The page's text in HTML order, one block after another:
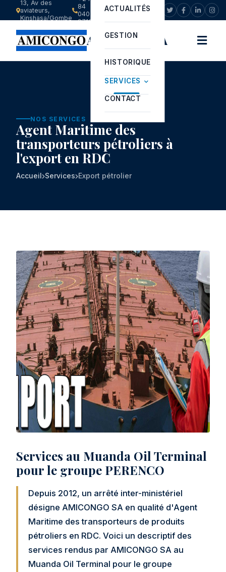
13, Av des
aviateurs,
Kinshasa/Gombe
84
040
9713
info@amicongo.com
AMICONGO SA
ACTUALITÉS
GESTION
HISTORIQUE
SERVICES
CONTACT
NOS SERVICES
Agent Maritime des
transporteurs pétroliers à
l'export en RDC
Accueil Services Export pétrolier
Services au Muanda Oil Terminal
pour le groupe PERENCO
Depuis 2012, un arrêté inter-ministériel
désigne AMICONGO SA en qualité d'Agent
Maritime des transporteurs de produits
pétroliers en RDC. Voici un descriptif des
services rendus par AMICONGO SA au
Muanda Oil Terminal pour le groupe